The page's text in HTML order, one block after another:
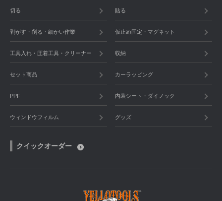
切る 貼る
剥がす・削る・細かい作業 仮止め固定・マグネット
工具入れ・圧着工具・クリーナー 収納
セット商品 カーラッピング
PPF 内装シート・ダイノック
ウィンドウフィルム グッズ
クイックオーダー